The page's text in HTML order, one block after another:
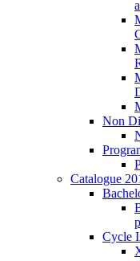
Non
Catalogue
Cycle